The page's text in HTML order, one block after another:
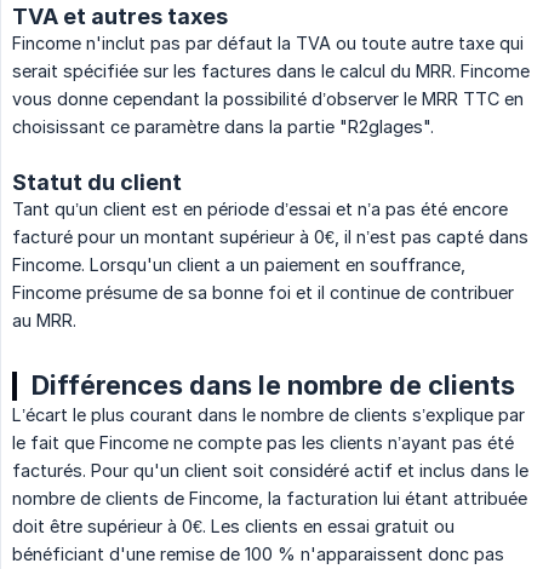
TVA et autres taxes
Fincome n'inclut pas par défaut la TVA ou toute autre taxe qui
serait spécifiée sur les factures dans le calcul du MRR. Fincome
vous donne cependant la possibilité d’observer le MRR TTC en
choisissant ce paramètre dans la partie "R2glages".
Statut du client
Tant qu’un client est en période d’essai et n’a pas été encore
facturé pour un montant supérieur à 0€, il n’est pas capté dans
Fincome. Lorsqu'un client a un paiement en souffrance,
Fincome présume de sa bonne foi et il continue de contribuer
au MRR.
Différences dans le nombre de clients
L’écart le plus courant dans le nombre de clients s’explique par
le fait que Fincome ne compte pas les clients n’ayant pas été
facturés. Pour qu'un client soit considéré actif et inclus dans le
nombre de clients de Fincome, la facturation lui étant attribuée
doit être supérieur à 0€. Les clients en essai gratuit ou
bénéficiant d'une remise de 100 % n'apparaissent donc pas